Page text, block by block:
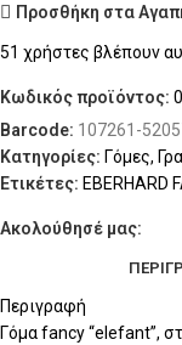
Προσθήκη στα
51 χρήστες βλέπουν
Κωδικός προϊόντος:
Barcode: 107261-
Κατηγορίες: Γόμες,
Ετικέτες: EBERHARD
Ακολούθησέ μας:
Περιγραφή
Γόμα fancy “elefant”,